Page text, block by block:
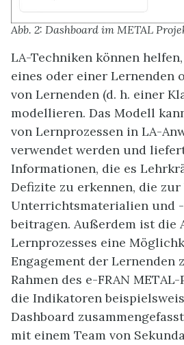
Abb. 2: Dashboard im METAL
LA-Techniken können
eines oder einer Lernenden
von Lernenden (d. h. einer
modellieren. Das Modell
von Lernprozessen in LA-
verwendet werden und
Informationen, die es
Defizite zu erkennen, die
Unterrichtsmaterialien und
beitragen. Außerdem ist die
Lernprozesses eine
Engagement der Lernenden
Rahmen des e-FRAN
die Indikatoren
Dashboard
mit einem Team von